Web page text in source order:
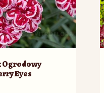
Ogrodowy
Eyes